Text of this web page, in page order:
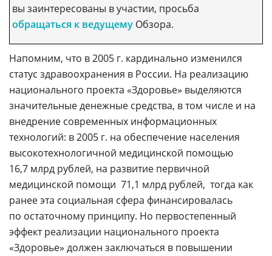
вы заинтересованы в участии, просьба
обращаться к ведущему Обзора.
Напомним, что в 2005 г. кардинально изменился
статус здравоохранения в России. На реализацию
национального проекта «Здоровье» выделяются
значительные денежные средства, в том числе и на
внедрение современных информационных
технологий: в 2005 г. на обеспечение населения
высокотехнологичной медицинской помощью 
16,7 млрд рублей, на развитие первичной
медицинской помощи  71,1 млрд рублей,  тогда как
ранее эта социальная сфера финансировалась
по остаточному принципу. Но первостепенный
эффект реализации национального проекта
«Здоровье» должен заключаться в повышении